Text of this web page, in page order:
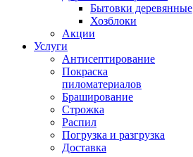
Бытовки деревянные
Хозблоки
Акции
Услуги
Антисептирование
Покраска
пиломатериалов
Браширование
Строжка
Распил
Погрузка и разгрузка
Доставка